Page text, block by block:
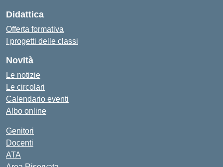
Didattica
Offerta formativa
I progetti delle classi
Novità
Le notizie
Le circolari
Calendario eventi
Albo online
Genitori
Docenti
ATA